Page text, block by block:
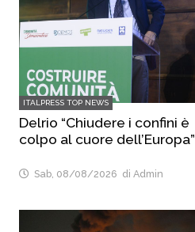
ITALPRESS TOP NEWS
Delrio “Chiudere i confini è
colpo al cuore dell’Europa”
Sab, 08/08/2026 di Admin